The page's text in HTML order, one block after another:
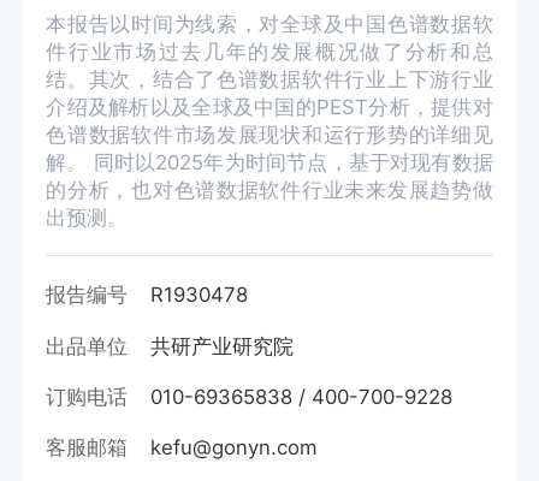
本报告以时间为线索，对全球及中国色谱数据软
件行业市场过去几年的发展概况做了分析和总
结。其次，结合了色谱数据软件行业上下游行业
介绍及解析以及全球及中国的PEST分析，提供对
色谱数据软件市场发展现状和运行形势的详细见
解。 同时以2025年为时间节点，基于对现有数据
的分析，也对色谱数据软件行业未来发展趋势做
出预测。
报告编号 R1930478
出品单位 共研产业研究院
订购电话 010-69365838 / 400-700-9228
客服邮箱 kefu@gonyn.com